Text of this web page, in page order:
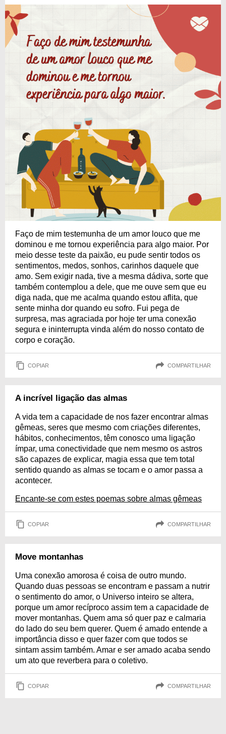
Faço de mim testemunha de um amor louco que me
dominou e me tornou experiência para algo maior. Por
meio desse teste da paixão, eu pude sentir todos os
sentimentos, medos, sonhos, carinhos daquele que
amo. Sem exigir nada, tive a mesma dádiva, sorte que
também contemplou a dele, que me ouve sem que eu
diga nada, que me acalma quando estou aflita, que
sente minha dor quando eu sofro. Fui pega de
surpresa, mas agraciada por hoje ter uma conexão
segura e ininterrupta vinda além do nosso contato de
corpo e coração.
COPIAR COMPARTILHAR
A incrível ligação das almas
A vida tem a capacidade de nos fazer encontrar almas
gêmeas, seres que mesmo com criações diferentes,
hábitos, conhecimentos, têm conosco uma ligação
ímpar, uma conectividade que nem mesmo os astros
são capazes de explicar, magia essa que tem total
sentido quando as almas se tocam e o amor passa a
acontecer.
Encante-se com estes poemas sobre almas gêmeas
COPIAR COMPARTILHAR
Move montanhas
Uma conexão amorosa é coisa de outro mundo.
Quando duas pessoas se encontram e passam a nutrir
o sentimento do amor, o Universo inteiro se altera,
porque um amor recíproco assim tem a capacidade de
mover montanhas. Quem ama só quer paz e calmaria
do lado do seu bem querer. Quem é amado entende a
importância disso e quer fazer com que todos se
sintam assim também. Amar e ser amado acaba sendo
um ato que reverbera para o coletivo.
COPIAR COMPARTILHAR